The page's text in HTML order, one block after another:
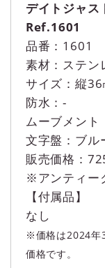
デイトジャス
Ref.1601
品番：1601
素材：ステン
サイズ：縦
防水：-
ムーブメント
文字盤：ブル
販売価格：
※アンティー
【付属品】
なし
※価格は2024年
価格です。